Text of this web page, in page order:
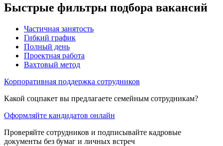
Быстрые фильтры подбора вакансий
Частичная занятость
Гибкий график
Полный день
Проектная работа
Вахтовый метод
Корпоративная поддержка сотрудников
Какой соцпакет вы предлагаете семейным сотрудникам?
Оформляйте кандидатов онлайн
Проверяйте сотрудников и подписывайте кадровые
документы без бумаг и личных встреч